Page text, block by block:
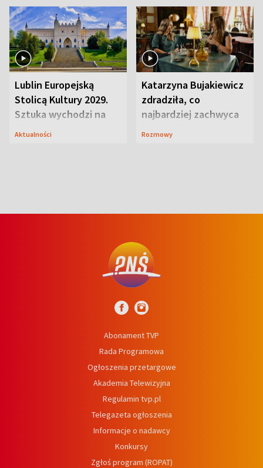
Lublin Europejską
Stolicą Kultury 2029.
Sztuka wychodzi na
ulice
Aktualności
Katarzyna Bujakiewicz
zdradziła, co
najbardziej zachwyca
ją w Lublinie
Rozmowy
Abonament TVP
Rada Programowa
Ogłoszenia przetargowe
Akademia Telewizyjna
Regulamin tvp.pl
Telegazeta ogłoszenia
Informacje o nadawcy
Konkursy
Zgłoś program (ROPAT)